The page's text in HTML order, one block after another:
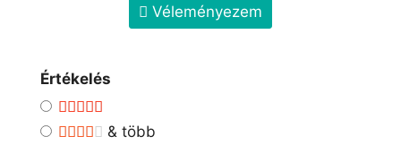
Véleményezem
Értékelés
& több